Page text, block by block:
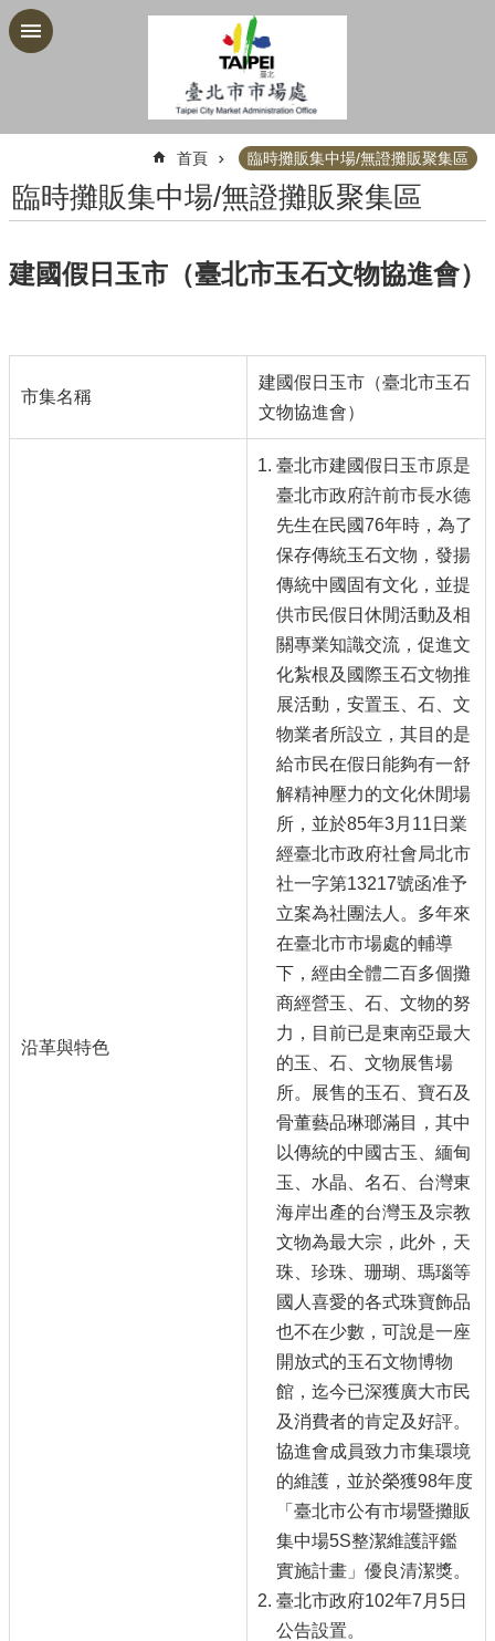
跳到主要內容區塊
首頁 臨時攤販集中場/無證攤販聚集區
臨時攤販集中場/無證攤販聚集區
建國假日玉市（臺北市玉石文物協進會）
市集名稱
建國假日玉市（臺北市玉石
文物協進會）
沿革與特色
臺北市建國假日玉市原是
臺北市政府許前市長水德
先生在民國76年時，為了
保存傳統玉石文物，發揚
傳統中國固有文化，並提
供市民假日休閒活動及相
關專業知識交流，促進文
化紮根及國際玉石文物推
展活動，安置玉、石、文
物業者所設立，其目的是
給市民在假日能夠有一舒
解精神壓力的文化休閒場
所，並於85年3月11日業
經臺北市政府社會局北市
社一字第13217號函准予
立案為社團法人。多年來
在臺北市市場處的輔導
下，經由全體二百多個攤
商經營玉、石、文物的努
力，目前已是東南亞最大
的玉、石、文物展售場
所。展售的玉石、寶石及
骨董藝品琳瑯滿目，其中
以傳統的中國古玉、緬甸
玉、水晶、名石、台灣東
海岸出產的台灣玉及宗教
文物為最大宗，此外，天
珠、珍珠、珊瑚、瑪瑙等
國人喜愛的各式珠寶飾品
也不在少數，可說是一座
開放式的玉石文物博物
館，迄今已深獲廣大市民
及消費者的肯定及好評。
協進會成員致力市集環境
的維護，並於榮獲98年度
「臺北市公有市場暨攤販
集中場5S整潔維護評鑑
實施計畫」優良清潔獎。
臺北市政府102年7月5日
公告設置。